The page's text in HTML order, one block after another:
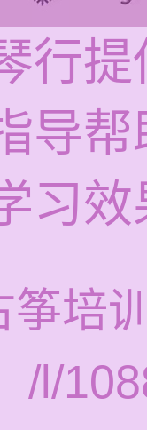
行提
导
习效
筝培
/l/